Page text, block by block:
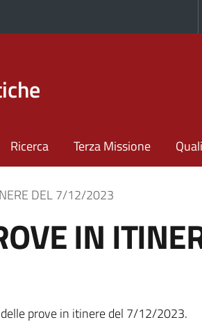
Ricerca Terza Missione
DEL 7/12/2023
IN
prove in itinere del 7/12/2023.